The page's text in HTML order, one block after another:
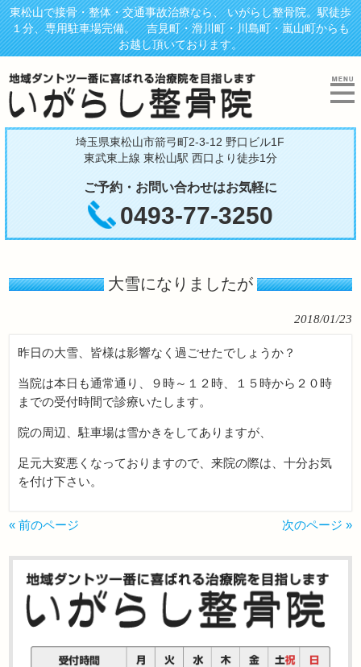
東松山で接骨・整体・交通事故治療なら、 いがらし整骨院。駅徒歩
１分、専用駐車場完備。 吉見町・滑川町・川島町・嵐山町からも
お越し頂いております。
埼玉県東松山市箭弓町2-3-12 野口ビル1F
東武東上線 東松山駅 西口より徒歩1分
ご予約・お問い合わせはお気軽に
0493-77-3250
大雪になりましたが
2018/01/23
昨日の大雪、皆様は影響なく過ごせたでしょうか？
当院は本日も通常通り、９時～１２時、１５時から２０時
までの受付時間で診療いたします。
院の周辺、駐車場は雪かきをしてありますが、
足元大変悪くなっておりますので、来院の際は、十分お気
を付け下さい。
« 前のページ 次のページ »